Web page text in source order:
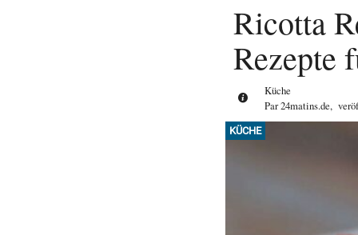
Ricotta
Rezepte
Küche
Par24matins.de,
KÜCHE